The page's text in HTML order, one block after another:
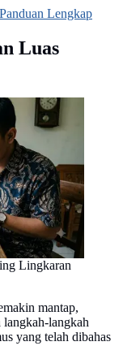
Lengkap
Luas
Lingkaran
mantap,
langkah-langkah
yang telah dibahas